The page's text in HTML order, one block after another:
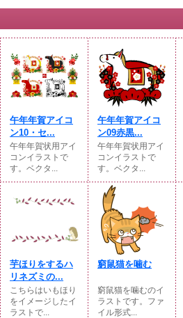
午年年賀アイコ
ン10・セ...
午年年賀状用アイ
コンイラストで
す。ベクタ...
午年年賀アイコ
ン09赤黒...
午年年賀状用アイ
コンイラストで
す。ベクタ...
芋ほりをするハ
リネズミの...
こちらはいもほり
をイメージしたイ
ラストで...
窮鼠猫を噛む
窮鼠猫を噛むのイ
ラストです。ファ
イル形式...